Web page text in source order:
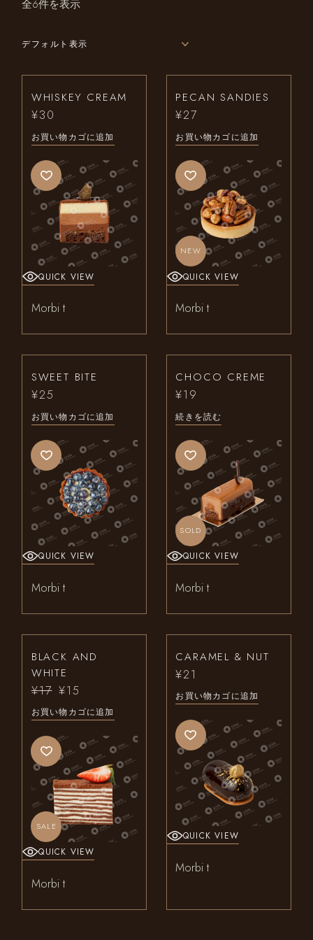
全6件を表示
デフォルト表示
WHISKEY CREAM
¥30
お買い物カゴに追加
QUICK VIEW
Morbi t
PECAN SANDIES
¥27
お買い物カゴに追加
NEW
QUICK VIEW
Morbi t
SWEET BITE
¥25
お買い物カゴに追加
QUICK VIEW
Morbi t
CHOCO CREME
¥19
続きを読む
SOLD
QUICK VIEW
Morbi t
BLACK AND
WHITE
¥17
元
の
価
は
¥17
で
し
た。
¥15
現
在
の
格
は
¥15
で
す。
お買い物カゴに追加
SALE
QUICK VIEW
Morbi t
CARAMEL & NUT
¥21
お買い物カゴに追加
QUICK VIEW
Morbi t